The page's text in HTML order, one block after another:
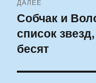
ДАЛЕЕ
Следующая
запись:
Собчак и
список
бесят